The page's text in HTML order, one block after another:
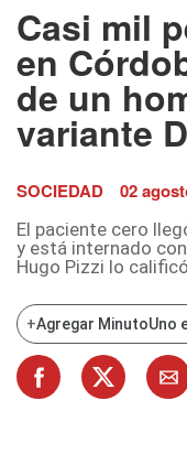
Casi mil
en
de un
variante
SOCIEDAD 02
El paciente cero
y está internado
Hugo Pizzi lo
+Agregar MinutoUno